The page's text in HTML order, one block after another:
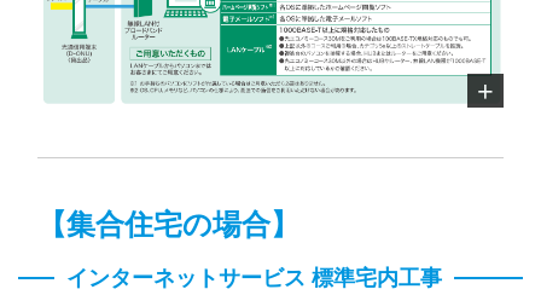
【集合住宅の場合】
インターネットサービス 標準宅内工事